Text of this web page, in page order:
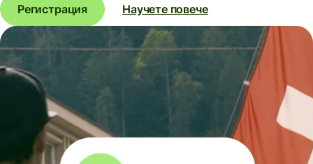
Регистрация Научете повече